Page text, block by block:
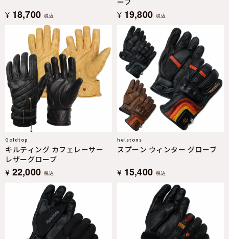
¥ 18,700 税込 ¥ 19,800 税込
Goldtop
キルティング カフェレーサー
レザーグローブ
¥ 22,000 税込
helstons
スプーン ウィンター グローブ
¥ 15,400 税込